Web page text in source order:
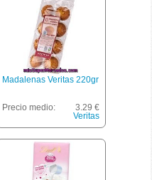
Madalenas Veritas 220gr
Precio medio:
3.29 €
Veritas